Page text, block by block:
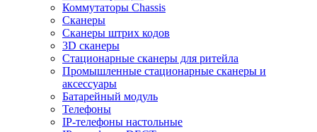
Коммутаторы Chassis
Сканеры
Сканеры штрих кодов
3D сканеры
Стационарные сканеры для ритейла
Промышленные стационарные сканеры и
аксессуары
Батарейный модуль
Телефоны
IP-телефоны настольные